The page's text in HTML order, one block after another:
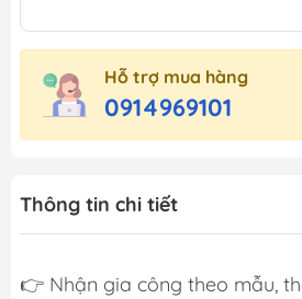
Hỗ trợ mua hàng
0914969101
Thông tin chi tiết
👉 Nhận gia công theo mẫu,